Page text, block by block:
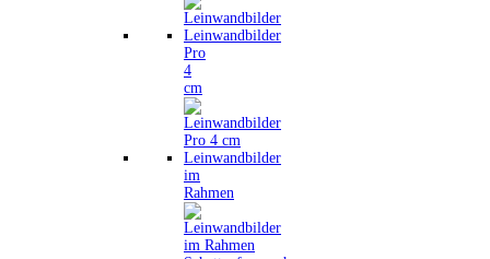
Leinwandbilder
Pro
4
cm
Leinwandbilder
im
Rahmen